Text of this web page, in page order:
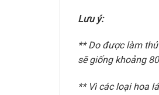
Lưu ý:
** Do được làm
sẽ giống khoảng
** Vì các loại hoa